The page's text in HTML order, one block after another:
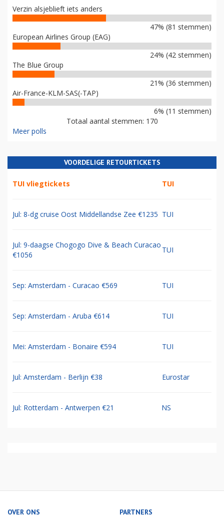
Verzin alsjeblieft iets anders
47% (81 stemmen)
European Airlines Group (EAG)
24% (42 stemmen)
The Blue Group
21% (36 stemmen)
Air-France-KLM-SAS(-TAP)
6% (11 stemmen)
Totaal aantal stemmen: 170
Meer polls
VOORDELIGE RETOURTICKETS
TUI vliegtickets TUI
Jul: 8-dg cruise Oost Middellandse Zee €1235 TUI
Jul: 9-daagse Chogogo Dive & Beach Curacao
€1056
TUI
Sep: Amsterdam - Curacao €569 TUI
Sep: Amsterdam - Aruba €614 TUI
Mei: Amsterdam - Bonaire €594 TUI
Jul: Amsterdam - Berlijn €38 Eurostar
Jul: Rotterdam - Antwerpen €21 NS
OVER ONS PARTNERS